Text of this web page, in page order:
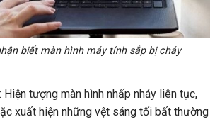
biết màn hình máy tính sắp bị cháy
Hiện tượng màn hình nhấp nháy liên tục,
xuất hiện những vệt sáng tối bất thường